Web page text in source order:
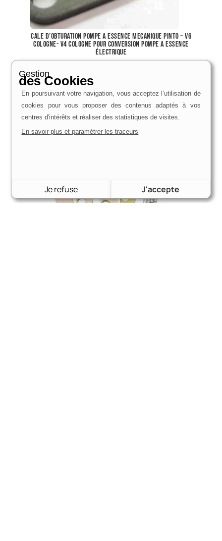
cale d’obturation pompe a essence mecanique Pinto – V6
cologne- V4 Cologne pour conversion pompe a essence
électrique
Voir le produit
Gestion
des Cookies
En poursuivant votre navigation, vous acceptez l’utilisation de
cookies pour vous proposer des contenus adaptés à vos
centres d'intérêts et réaliser des statistiques de visites.
En savoir plus et paramétrer les traceurs
Je refuse J'accepte